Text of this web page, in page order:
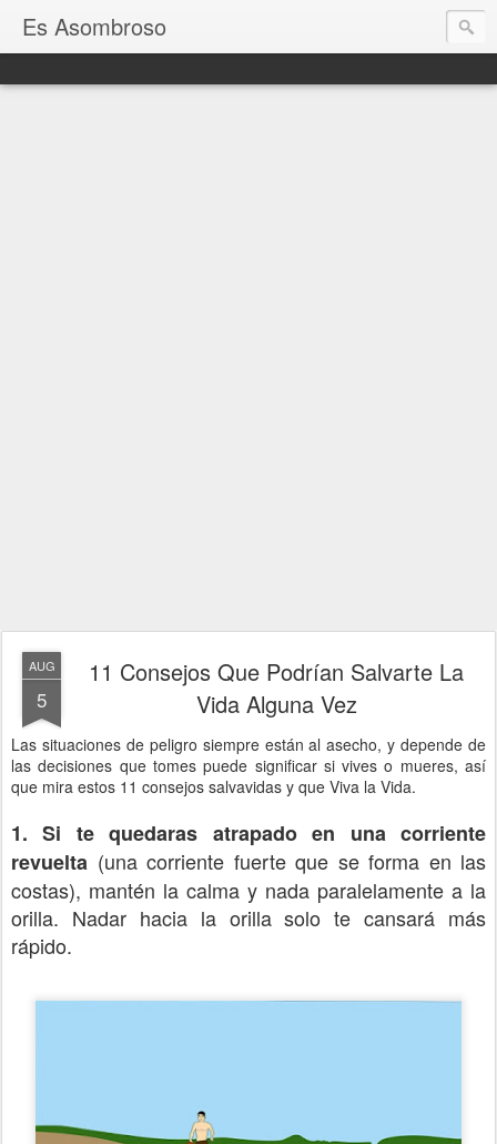
Es Asombroso
AUG
5
11 Consejos Que Podrían Salvarte La
Vida Alguna Vez
Las situaciones de peligro siempre están al asecho, y depende de
las decisiones que tomes puede significar si vives o mueres, así
que mira estos 11 consejos salvavidas y que Viva la Vida.
1. Si te quedaras atrapado en una corriente
revuelta (una corriente fuerte que se forma en las
costas), mantén la calma y nada paralelamente a la
orilla. Nadar hacia la orilla solo te cansará más
rápido.